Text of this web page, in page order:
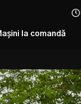
la comandă